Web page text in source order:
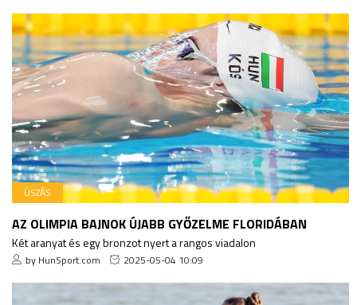
ÚSZÁS
AZ OLIMPIA BAJNOK ÚJABB GYŐZELME FLORIDÁBAN
Két aranyat és egy bronzot nyert a rangos viadalon
by HunSport.com 2025-05-04 10:09